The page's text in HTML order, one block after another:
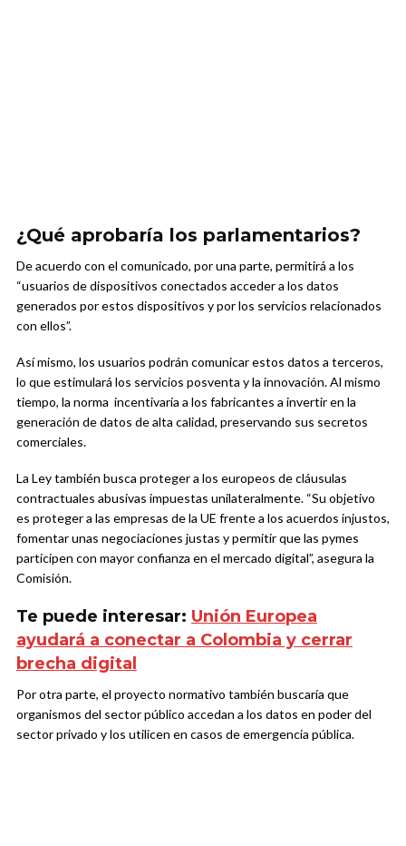
¿Qué aprobaría los parlamentarios?
De acuerdo con el comunicado, por una parte, permitirá a los
“usuarios de dispositivos conectados acceder a los datos
generados por estos dispositivos y por los servicios relacionados
con ellos”.
Así mismo, los usuarios podrán comunicar estos datos a terceros,
lo que estimulará los servicios posventa y la innovación. Al mismo
tiempo, la norma incentivaría a los fabricantes a invertir en la
generación de datos de alta calidad, preservando sus secretos
comerciales.
La Ley también busca proteger a los europeos de cláusulas
contractuales abusivas impuestas unilateralmente. “Su objetivo
es proteger a las empresas de la UE frente a los acuerdos injustos,
fomentar unas negociaciones justas y permitir que las pymes
participen con mayor confianza en el mercado digital”, asegura la
Comisión.
Te puede interesar: Unión Europea
ayudará a conectar a Colombia y cerrar
brecha digital
Por otra parte, el proyecto normativo también buscaría que
organismos del sector público accedan a los datos en poder del
sector privado y los utilicen en casos de emergencia pública.